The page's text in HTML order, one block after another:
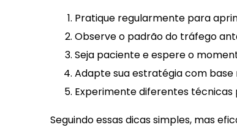
Pratique regularmente para
Observe o padrão do tráfego
Seja paciente e espere o
Adapte sua estratégia com base
Experimente diferentes
Seguindo essas dicas simples, mas